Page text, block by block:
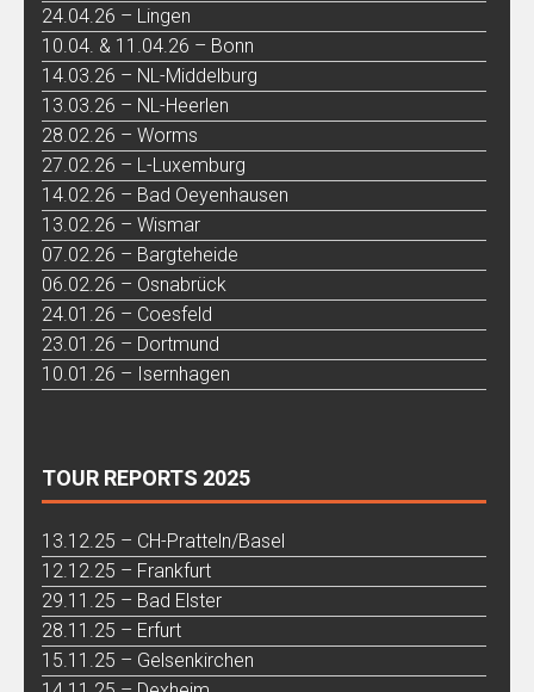
24.04.26 – Lingen
10.04. & 11.04.26 – Bonn
14.03.26 – NL-Middelburg
13.03.26 – NL-Heerlen
28.02.26 – Worms
27.02.26 – L-Luxemburg
14.02.26 – Bad Oeyenhausen
13.02.26 – Wismar
07.02.26 – Bargteheide
06.02.26 – Osnabrück
24.01.26 – Coesfeld
23.01.26 – Dortmund
10.01.26 – Isernhagen
TOUR REPORTS 2025
13.12.25 – CH-Pratteln/Basel
12.12.25 – Frankfurt
29.11.25 – Bad Elster
28.11.25 – Erfurt
15.11.25 – Gelsenkirchen